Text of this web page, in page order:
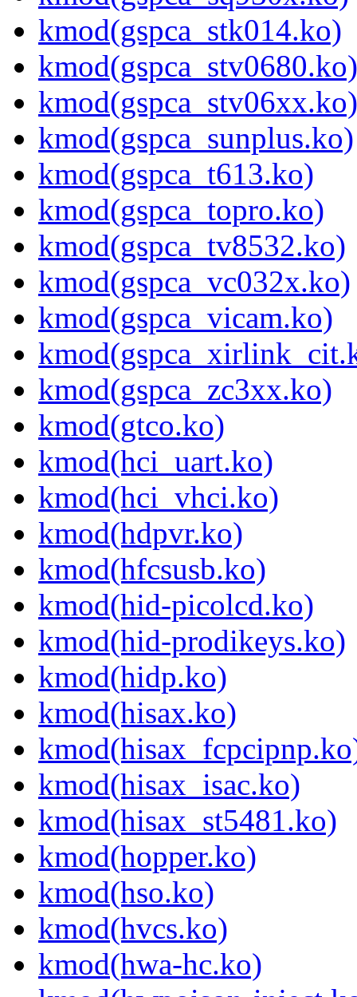
kmod(gspca_stk014.ko)
kmod(gspca_stv0680.ko)
kmod(gspca_stv06xx.ko)
kmod(gspca_sunplus.ko)
kmod(gspca_t613.ko)
kmod(gspca_topro.ko)
kmod(gspca_tv8532.ko)
kmod(gspca_vc032x.ko)
kmod(gspca_vicam.ko)
kmod(gspca_zc3xx.ko)
kmod(gtco.ko)
kmod(hci_uart.ko)
kmod(hci_vhci.ko)
kmod(hdpvr.ko)
kmod(hfcsusb.ko)
kmod(hid-picolcd.ko)
kmod(hid-prodikeys.ko)
kmod(hidp.ko)
kmod(hisax.ko)
kmod(hisax_isac.ko)
kmod(hisax_st5481.ko)
kmod(hopper.ko)
kmod(hso.ko)
kmod(hvcs.ko)
kmod(hwa-hc.ko)